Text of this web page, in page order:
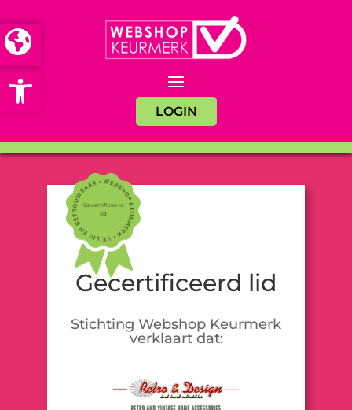
Open toolbar
LOGIN
Gecertificeerd
lid
Gecertificeerd lid
Stichting Webshop Keurmerk
verklaart dat: